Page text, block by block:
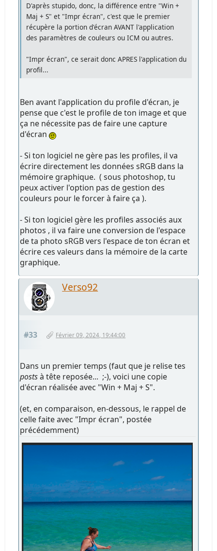
D'après stupido, donc, la différence entre "Win +
Maj + S" et "Impr écran", c'est que le premier
récupère la portion d'écran AVANT l'application
des paramètres de couleurs ou ICM ou autres.
"Impr écran", ce serait donc APRES l'application du
profil...
Ben avant l'application du profile d'écran, je
pense que c'est le profile de ton image et que
ça ne nécessite pas de faire une capture
d'écran
- Si ton logiciel ne gère pas les profiles, il va
écrire directement les données sRGB dans la
mémoire graphique. ( sous photoshop, tu
peux activer l'option pas de gestion des
couleurs pour le forcer à faire ça ).
- Si ton logiciel gère les profiles associés aux
photos , il va faire une conversion de l'espace
de ta photo sRGB vers l'espace de ton écran et
écrire ces valeurs dans la mémoire de la carte
graphique.
Verso92
#33 Février 09, 2024, 19:44:00
Dans un premier temps (faut que je relise tes
postsà tête reposée... ;-), voici une copie
d'écran réalisée avec "Win + Maj + S".
(et, en comparaison, en-dessous, le rappel de
celle faite avec "Impr écran", postée
précédemment)